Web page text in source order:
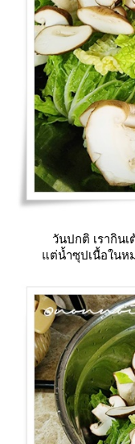
วันปกติ เรากิน
ต่น้ำซุปเนื้อในหม